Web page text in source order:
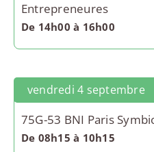
Entrepreneures
De 14h00 à 16h00
vendredi 4 septembre
75G-53 BNI Paris
De 08h15 à 10h15